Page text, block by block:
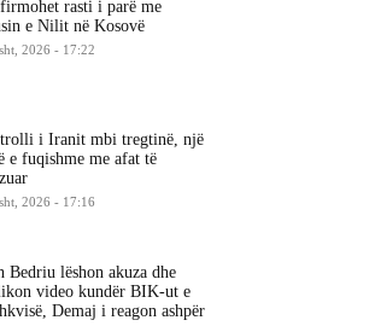
rasti i parë me
e Nilit në Kosovë
2026 - 17:22
i Iranit mbi tregtinë, një
e fuqishme me afat të
2026 - 17:16
Bedriu lëshon akuza dhe
video kundër BIK-ut e
Demaj i reagon ashpër